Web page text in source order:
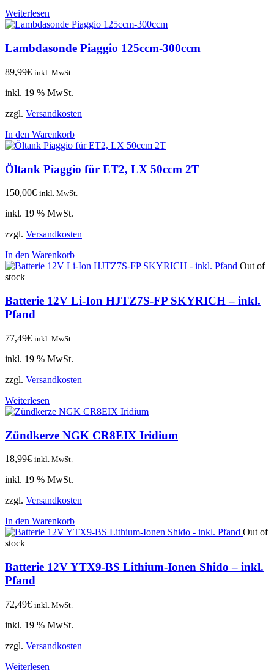
Weiterlesen
Lambdasonde Piaggio 125ccm-300ccm
89,99€ inkl. MwSt.
inkl. 19 % MwSt.
zzgl. Versandkosten
In den Warenkorb
Öltank Piaggio für ET2, LX 50ccm 2T
150,00€ inkl. MwSt.
inkl. 19 % MwSt.
zzgl. Versandkosten
In den Warenkorb
Out of
stock
Batterie 12V Li-Ion HJTZ7S-FP SKYRICH – inkl.
Pfand
77,49€ inkl. MwSt.
inkl. 19 % MwSt.
zzgl. Versandkosten
Weiterlesen
Zündkerze NGK CR8EIX Iridium
18,99€ inkl. MwSt.
inkl. 19 % MwSt.
zzgl. Versandkosten
In den Warenkorb
Out of
stock
Batterie 12V YTX9-BS Lithium-Ionen Shido – inkl.
Pfand
72,49€ inkl. MwSt.
inkl. 19 % MwSt.
zzgl. Versandkosten
Weiterlesen